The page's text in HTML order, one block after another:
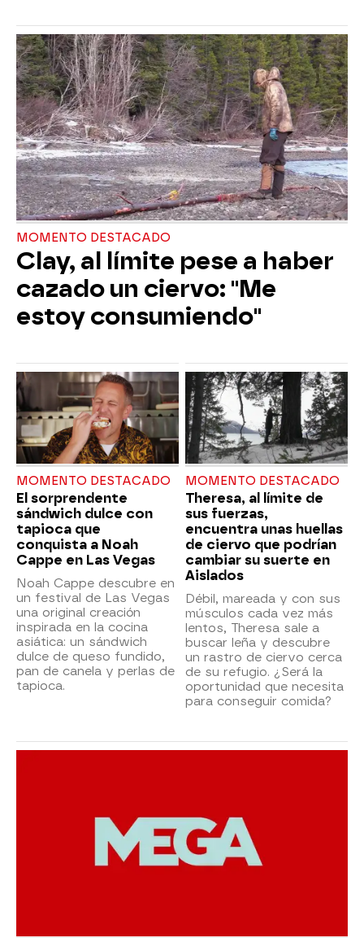
MOMENTO DESTACADO
Clay, al límite pese a haber
cazado un ciervo: "Me
estoy consumiendo"
MOMENTO DESTACADO
El sorprendente
sándwich dulce con
tapioca que
conquista a Noah
Cappe en Las Vegas
Noah Cappe descubre en
un festival de Las Vegas
una original creación
inspirada en la cocina
asiática: un sándwich
dulce de queso fundido,
pan de canela y perlas de
tapioca.
MOMENTO DESTACADO
Theresa, al límite de
sus fuerzas,
encuentra unas huellas
de ciervo que podrían
cambiar su suerte en
Aislados
Débil, mareada y con sus
músculos cada vez más
lentos, Theresa sale a
buscar leña y descubre
un rastro de ciervo cerca
de su refugio. ¿Será la
oportunidad que necesita
para conseguir comida?